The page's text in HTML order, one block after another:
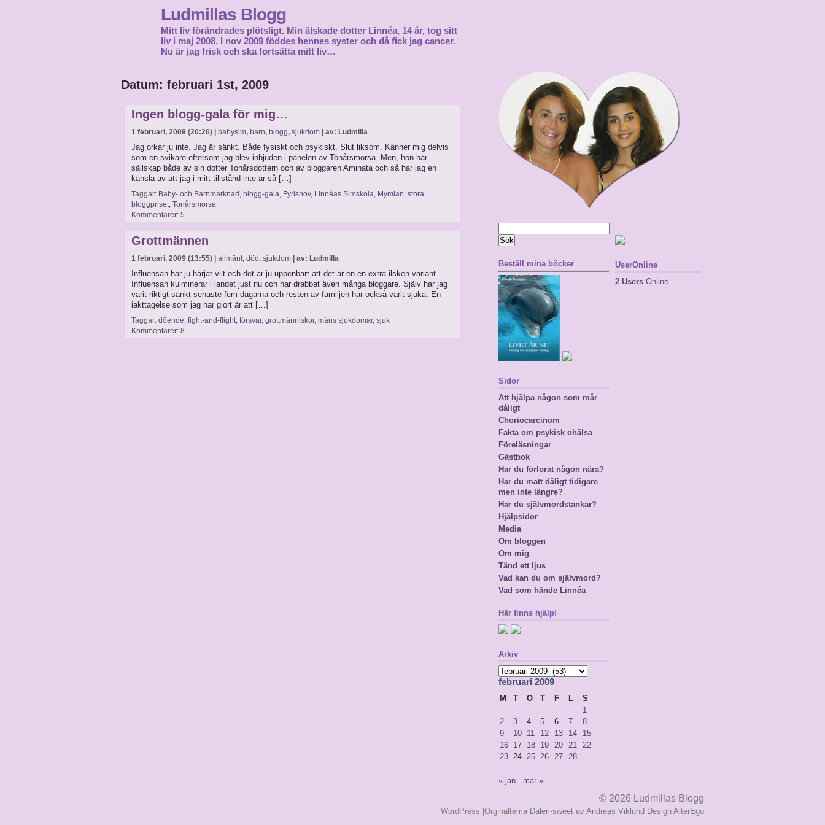
Ludmillas Blogg
Mitt liv förändrades plötsligt. Min älskade dotter Linnéa, 14 år, tog sitt
liv i maj 2008. I nov 2009 föddes hennes syster och då fick jag cancer.
Nu är jag frisk och ska fortsätta mitt liv…
Datum: februari 1st, 2009
Ingen blogg-gala för mig…
1 februari, 2009 (20:26) | babysim, barn, blogg, sjukdom | av: Ludmilla
Jag orkar ju inte. Jag är sänkt. Både fysiskt och psykiskt. Slut liksom. Känner mig delvis
som en svikare eftersom jag blev inbjuden i panelen av Tonårsmorsa. Men, hon har
sällskap både av sin dotter Tonårsdottern och av bloggaren Aminata och så har jag en
känsla av att jag i mitt tillstånd inte är så […]
Taggar: Baby- och Barnmarknad , blogg-gala, Fyrishov, Linnéas Simskola, Mymlan, stora
bloggpriset, Tonårsmorsa
Kommentarer: 5
Grottmännen
1 februari, 2009 (13:55) | allmänt, död, sjukdom | av: Ludmilla
Influensan har ju härjat vilt och det är ju uppenbart att det är en en extra ilsken variant.
Influensan kulminerar i landet just nu och har drabbat även många bloggare. Själv har jag
varit riktigt sänkt senaste fem dagarna och resten av familjen har också varit sjuka. En
iakttagelse som jag har gjort är att […]
Taggar: döende, fight-and-flight, försvar, grottmänniskor, mäns sjukdomar, sjuk
Kommentarer: 8
efter:
Beställ mina böcker
Sidor
Att hjälpa någon som mår
dåligt
Choriocarcinom
Fakta om psykisk ohälsa
Föreläsningar
Gästbok
Har du förlorat någon nära?
Har du mått dåligt tidigare
men inte längre?
Har du självmordstankar?
Hjälpsidor
Media
Om bloggen
Om mig
Tänd ett ljus
Vad kan du om självmord?
Vad som hände Linnéa
Här finns hjälp!
Arkiv
Arkiv
februari 2009
M T O T F L
S
1
2
3 4 5 6 7
8
9
10 11 12 13 14
15
16 17 18 19 20 21 22
23 24 25 26 27 28
« jan mar »
UserOnline
2 Users Online
© 2026 Ludmillas Blogg
WordPress |Orginaltema Daleri-sweet av Andreas Viklund Design AlterEgo